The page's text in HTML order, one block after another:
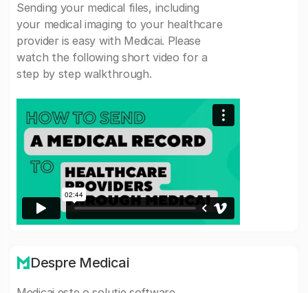
Sending your medical files, including
your medical imaging to your healthcare
provider is easy with Medicai. Please
watch the following short video for a
step by step walkthrough.
Despre Medicai